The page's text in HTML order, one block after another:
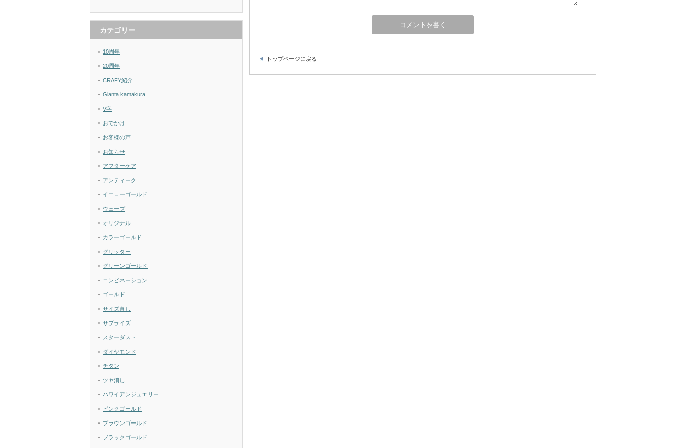
トップページに戻る
カテゴリー
10周年
20周年
CRAFY紹介
Glanta kamakura
V字
おでかけ
お客様の声
お知らせ
アフターケア
アンティーク
イエローゴールド
ウェーブ
オリジナル
カラーゴールド
グリッター
グリーンゴールド
コンビネーション
ゴールド
サイズ直し
サプライズ
スターダスト
ダイヤモンド
チタン
ツヤ消し
ハワイアンジュエリー
ピンクゴールド
ブラウンゴールド
ブラックゴールド